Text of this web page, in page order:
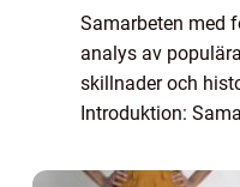
Samarbeten med
analys av
skillnader och
Introduktion:
företag och